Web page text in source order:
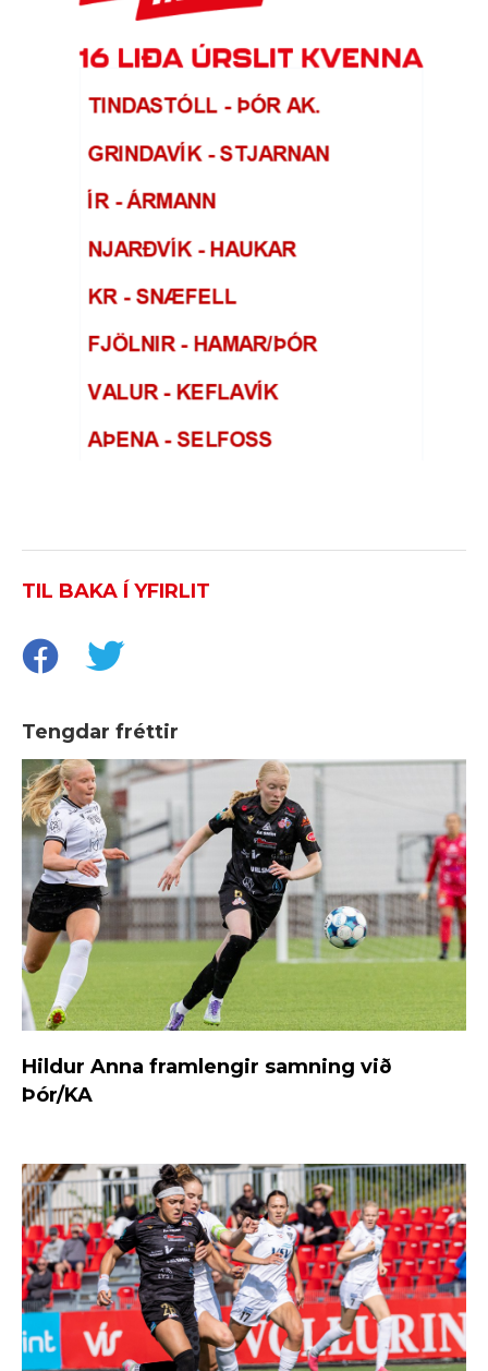
TIL BAKA Í YFIRLIT
Tengdar fréttir
Hildur Anna framlengir samning við
Þór/KA